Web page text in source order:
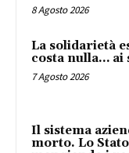
8 Agosto 2026
La solidarietà
costa nulla… ai
7 Agosto 2026
Il sistema
morto. Lo